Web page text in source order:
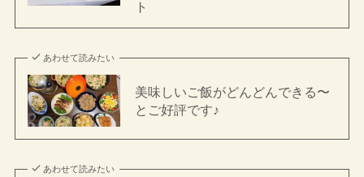
ト
あわせて読みたい
美味しいご飯がどんどんできる〜
とご好評です♪
あわせて読みたい